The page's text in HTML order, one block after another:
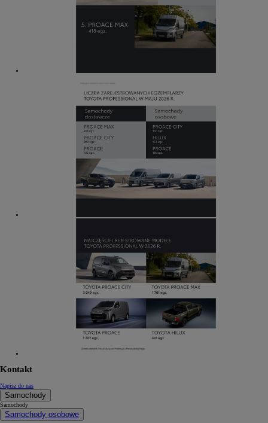
Kontakt
Napisz do nas
Samochody
Samochody
Samochody osobowe